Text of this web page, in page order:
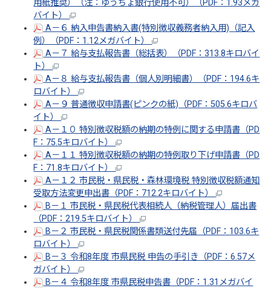
用紙推奨）（注：ゆうちょ銀行使用不可）（PDF：1.93メガ
バイト）
A－６ 納入申告書納入書(特別徴収義務者納入用)（記入
例）（PDF：1.12メガバイト）
A－７ 給与支払報告書（総括表）（PDF：313.8キロバイ
ト）
A－８ 給与支払報告書（個人別明細書）（PDF：194.6キ
ロバイト）
A－９ 普通徴収申請書(ピンクの紙)（PDF：505.6キロバ
イト）
A－１０ 特別徴収税額の納期の特例に関する申請書（PD
F：75.5キロバイト）
A－１１ 特別徴収税額の納期の特例取り下げ申請書（PD
F：71.8キロバイト）
A－１２ 市民税・県民税・森林環境税 特別徴収税額通知
受取方法変更申出書（PDF：712.2キロバイト）
B－１ 市民税・県民税代表相続人（納税管理人）届出書
（PDF：219.5キロバイト）
B－２ 市民税・県民税関係書類送付先届（PDF：103.6キ
ロバイト）
B－３ 令和8年度 市県民税 申告の手引き（PDF：6.57メ
ガバイト）
B－４ 令和8年度 市県民税申告書（PDF：1.31メガバイ